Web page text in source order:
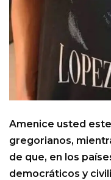
Amenice usted
gregorianos,
de que, en los
democráticos y